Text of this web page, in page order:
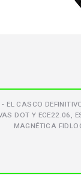
EL CASCO
DOT Y ECE22.06,
MAGNÉTICA